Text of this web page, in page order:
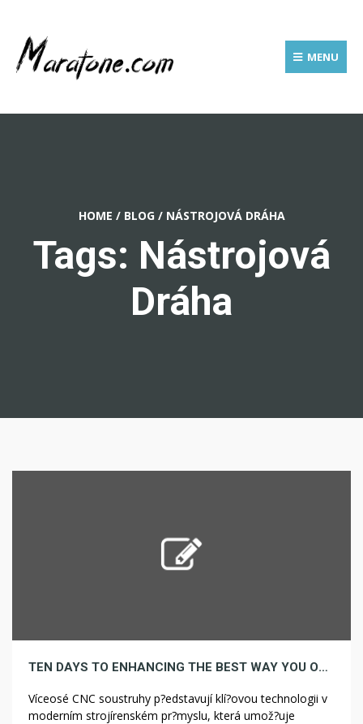
MENU
HOME / BLOG / NÁSTROJOVÁ DRÁHA
Tags: Nástrojová
Dráha
TEN DAYS TO ENHANCING THE BEST WAY YOU OBRÁB?NÍ MATERIÁL?
Víceosé CNC soustruhy p?edstavují klí?ovou technologii v
moderním strojírenském pr?myslu, která umož?uje